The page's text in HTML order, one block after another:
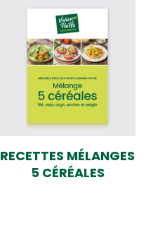
RECETTES MÉLANGES
5 CÉRÉALES